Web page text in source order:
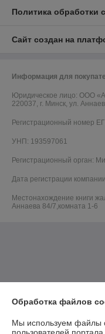
Политика обработки
Сайт создан на
Информация для
Юридическое лицо: ООО
220037, г. Минск, ул.
Регистрационный номер
УНП: 193597061
Регистрационный орган:
Дата регистрации
Местонахождение книги
Аннаева 84/7,комната 1-6
Обработка файлов
Мы используем файлы